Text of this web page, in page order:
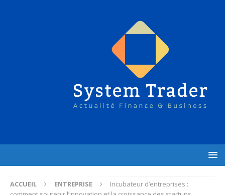
ACCUEIL ENTREPRISE
Incubateur d’entreprises :